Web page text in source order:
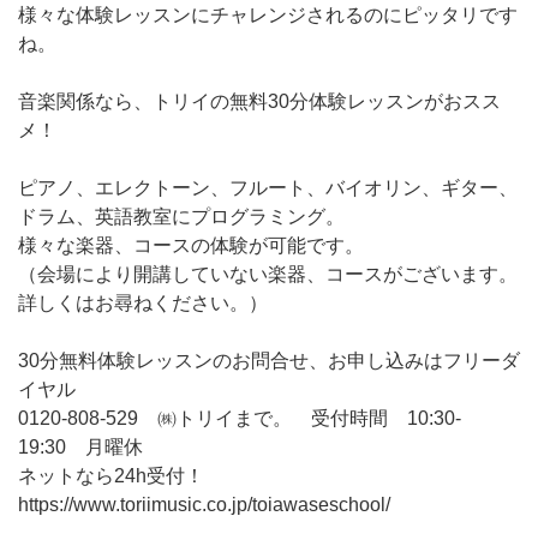
様々な体験レッスンにチャレンジされるのにピッタリです
ね。
音楽関係なら、トリイの無料30分体験レッスンがおスス
メ！
ピアノ、エレクトーン、フルート、バイオリン、ギター、
ドラム、英語教室にプログラミング。
様々な楽器、コースの体験が可能です。
（会場により開講していない楽器、コースがございます。
詳しくはお尋ねください。）
30分無料体験レッスンのお問合せ、お申し込みはフリーダ
イヤル
0120-808-529 ㈱トリイまで。 受付時間 10:30-
19:30 月曜休
ネットなら24h受付！
https://www.toriimusic.co.jp/toiawaseschool/